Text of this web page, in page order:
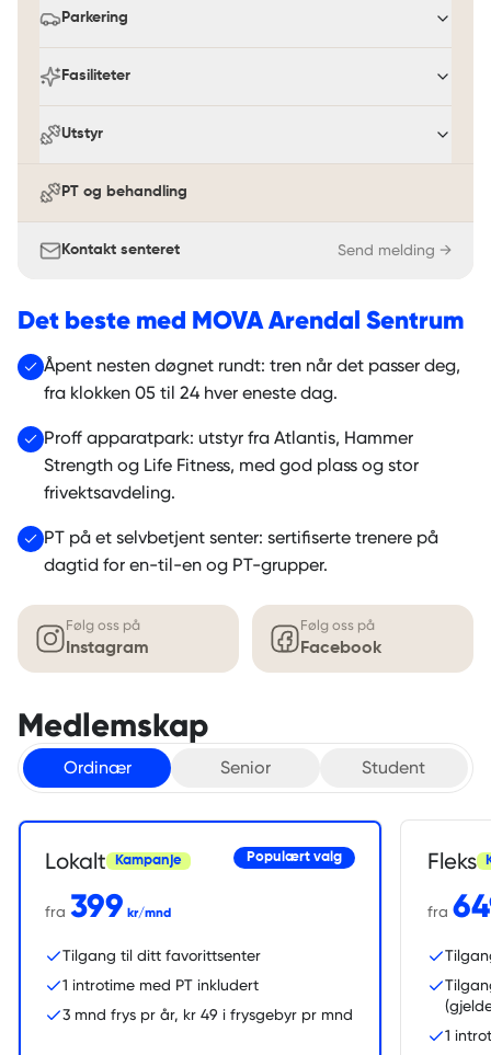
Parkering
Fasiliteter
Utstyr
PT og behandling
Kontakt senteret Send melding →
Det beste med MOVA Arendal Sentrum
Åpent nesten døgnet rundt: tren når det passer deg,
fra klokken 05 til 24 hver eneste dag.
Proff apparatpark: utstyr fra Atlantis, Hammer
Strength og Life Fitness, med god plass og stor
frivektsavdeling.
PT på et selvbetjent senter: sertifiserte trenere på
dagtid for en-til-en og PT-grupper.
Følg oss på
Instagram
Følg oss på
Facebook
Medlemskap
Ordinær Senior Student
Lokalt Kampanje Populært valg
fra 399 kr/mnd
Tilgang til ditt favorittsenter
1 introtime med PT inkludert
3 mnd frys pr år, kr 49 i frysgebyr pr mnd
Fleks
fra
1